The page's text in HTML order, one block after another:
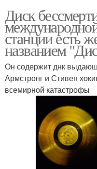
Диск
станции есть
названием
Он содержит днк
Армстронг и Стивен
всемирной катастрофы